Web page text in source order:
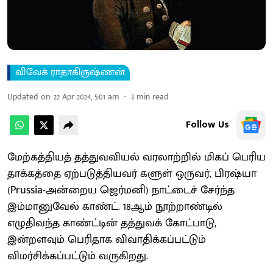
விவேக் ராதாகிருஷ்ணன்
Updated on:22 Apr 2024, 5:01 am 3 min read
Follow Us
மேற்கத்தியத் தத்துவவியல் வரலாற்றில் மிகப் பெரிய
தாக்கத்தை ஏற்படுத்தியவர் களுள் ஒருவர், பிரஷ்யா
(Prussia-அன்றைய ஜெர்மனி) நாட்டைச் சேர்ந்த
இம்மானுவேல் காண்ட். 18ஆம் நூற்றாண்டில்
எழுதிவந்த காண்ட்டின் தத்துவக் கோட்பாடு,
இன்றளவும் பெரிதாக விவாதிக்கப்பட்டும்
விமர்சிக்கப்பட்டும் வருகிறது.